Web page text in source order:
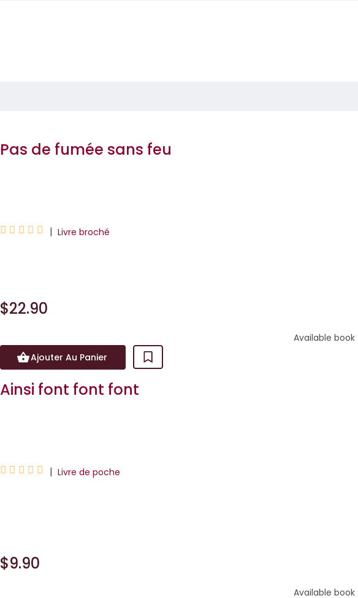
Pas de fumée sans feu
     | Livre broché
$22.90
Ajouter Au Panier
Available book
Ainsi font font font
     | Livre de poche
$9.90
Available book